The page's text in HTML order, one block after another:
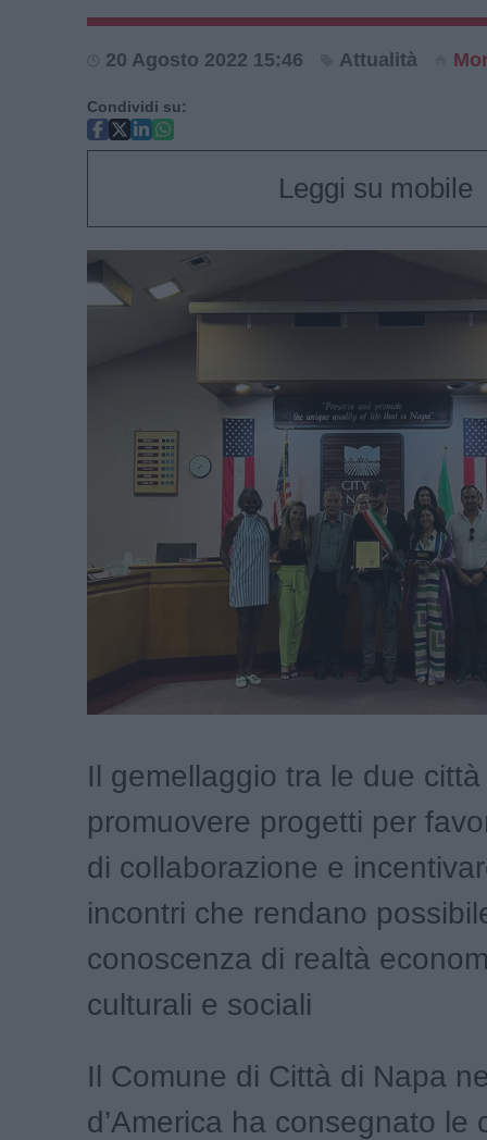
20 Agosto 2022 15:46 Attualità
Condividi su:
Leggi su mobile
Il gemellaggio tra le due
promuovere progetti per
di collaborazione e
incontri che rendano
conoscenza di realtà
culturali e sociali
Il Comune di Città di Napa
d’America ha consegnato le